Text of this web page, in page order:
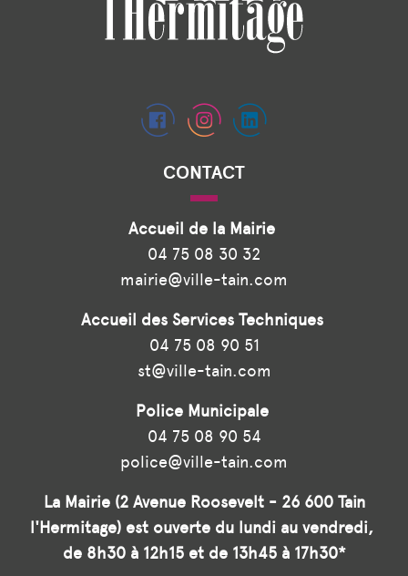
CONTACT
Accueil de la Mairie
04 75 08 30 32
mairie@ville-tain.com
Accueil des Services Techniques
04 75 08 90 51
st@ville-tain.com
Police Municipale
04 75 08 90 54
police@ville-tain.com
La Mairie (2 Avenue Roosevelt - 26 600 Tain
l'Hermitage) est ouverte du lundi au vendredi,
de 8h30 à 12h15 et de 13h45 à 17h30*